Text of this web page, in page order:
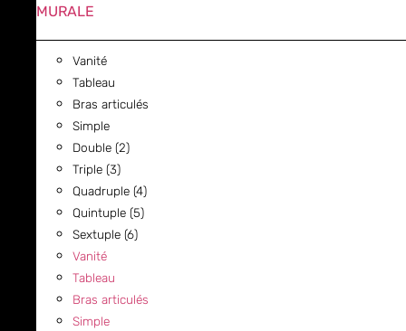
MURALE
Vanité
Tableau
Bras articulés
Simple
Double (2)
Triple (3)
Quadruple (4)
Quintuple (5)
Sextuple (6)
Vanité
Tableau
Bras articulés
Simple